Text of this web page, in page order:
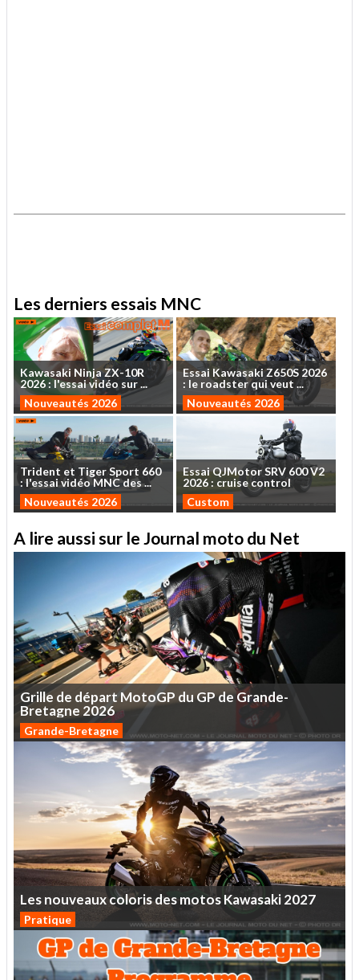
Les derniers essais MNC
Kawasaki NinjaZX-10R
2026: l'essaividéo sur...
Nouveautés 2026
Essai Kawasaki Z650S 2026
: le roadsterquiveut ...
Nouveautés 2026
Trident et TigerSport 660
: l'essaividéo MNCdes...
Nouveautés 2026
EssaiQJMotorSRV 600V2
2026 : cruise control
Custom
A lire aussi sur le Journal moto du Net
Grille de départ MotoGP duGPdeGrande-
Bretagne 2026
Grande-Bretagne
LesnouveauxcolorisdesmotosKawasaki2027
Pratique